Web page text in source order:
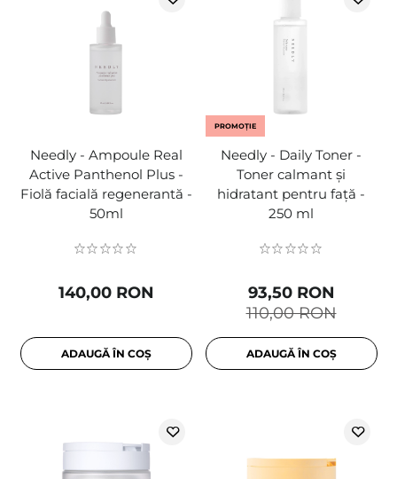
Needly - Ampoule Real
Active Panthenol Plus -
Fiolă facială regenerantă -
50ml
140,00 RON
ADAUGĂ ÎN COȘ
PROMOȚIE
Needly - Daily Toner -
Toner calmant și
hidratant pentru față -
250 ml
110,00 RON
93,50 RON
ADAUGĂ ÎN COȘ